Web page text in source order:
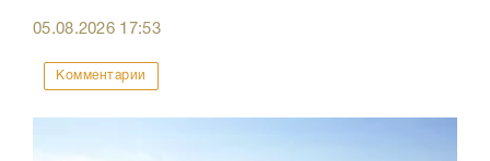
05.08.2026 17:53
Комментарии